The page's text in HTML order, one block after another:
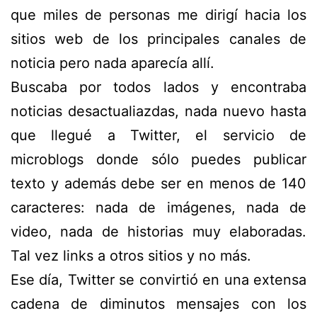
que miles de personas me dirigí hacia los
sitios web de los principales canales de
noticia pero nada aparecía allí.
Buscaba por todos lados y encontraba
noticias desactualiazdas, nada nuevo hasta
que llegué a Twitter, el servicio de
microblogs donde sólo puedes publicar
texto y además debe ser en menos de 140
caracteres: nada de imágenes, nada de
video, nada de historias muy elaboradas.
Tal vez links a otros sitios y no más.
Ese día, Twitter se convirtió en una extensa
cadena de diminutos mensajes con los